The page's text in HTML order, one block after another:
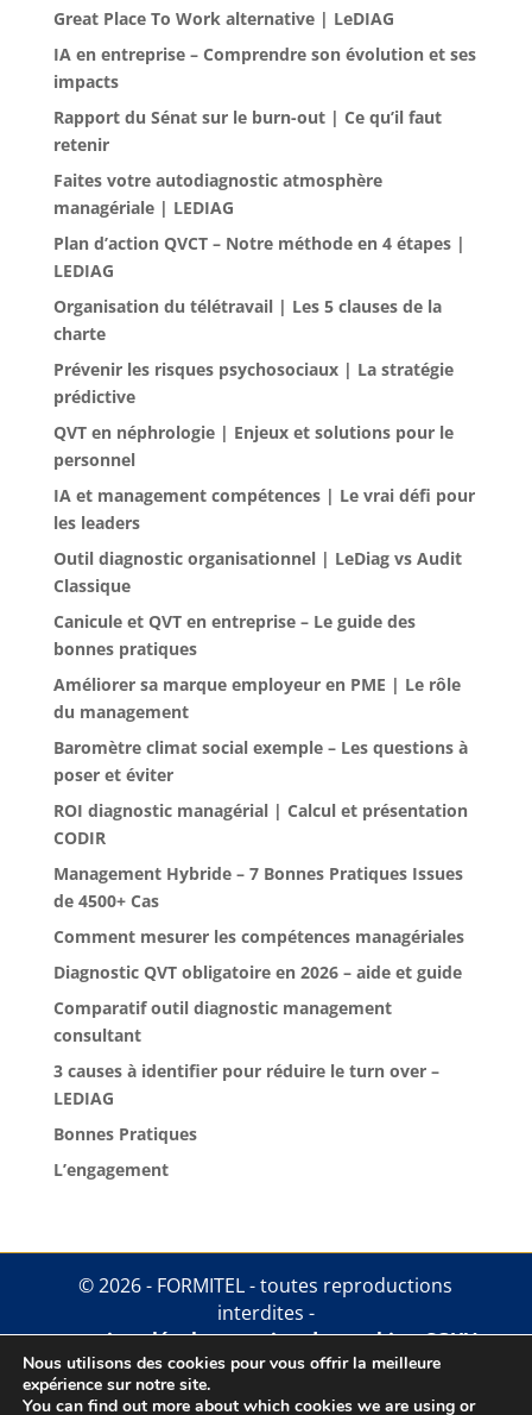
Great Place To Work alternative | LeDIAG
IA en entreprise – Comprendre son évolution et ses
impacts
Rapport du Sénat sur le burn-out | Ce qu’il faut
retenir
Faites votre autodiagnostic atmosphère
managériale | LEDIAG
Plan d’action QVCT – Notre méthode en 4 étapes |
LEDIAG
Organisation du télétravail | Les 5 clauses de la
charte
Prévenir les risques psychosociaux | La stratégie
prédictive
QVT en néphrologie | Enjeux et solutions pour le
personnel
IA et management compétences | Le vrai défi pour
les leaders
Outil diagnostic organisationnel | LeDiag vs Audit
Classique
Canicule et QVT en entreprise – Le guide des
bonnes pratiques
Améliorer sa marque employeur en PME | Le rôle
du management
Baromètre climat social exemple – Les questions à
poser et éviter
ROI diagnostic managérial | Calcul et présentation
CODIR
Management Hybride – 7 Bonnes Pratiques Issues
de 4500+ Cas
Comment mesurer les compétences managériales
Diagnostic QVT obligatoire en 2026 – aide et guide
Comparatif outil diagnostic management
consultant
3 causes à identifier pour réduire le turn over –
LEDIAG
Bonnes Pratiques
L’engagement
© 2026 - FORMITEL - toutes reproductions
interdites -
mentions légales.gestion des cookies.CGUV
Nous utilisons des cookies pour vous offrir la meilleure
expérience sur notre site.
You can find out more about which cookies we are using or